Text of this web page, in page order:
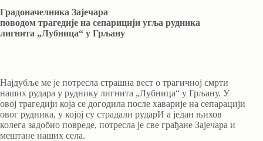
Градоначелника Зајечара
поводом трагедије на сепарицији угља рудника
лигнита „Лубница“ у Грљану
Најдубље ме је потресла страшна вест о трагичној смрти
наших рудара у руднику лигнита „Лубница“ у Грљану. У
овој трагедији која се догодила после хаварије на сепарацији
овог рудника, у којој су страдали рударИ а један њихов
колега задобио повреде, потресла је све грађане Зајечара и
мештане наших села.